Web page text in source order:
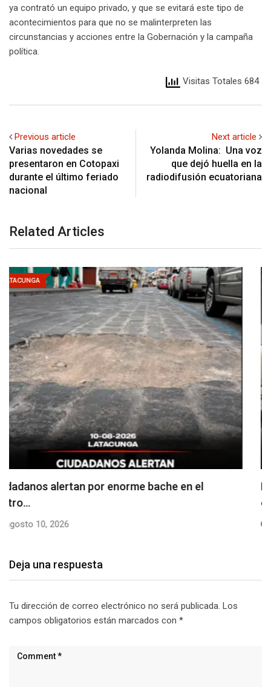
ya contrató un equipo privado, y que se evitará este tipo de
acontecimientos para que no se malinterpreten las
circunstancias y acciones entre la Gobernación y la campaña
política.
Visitas Totales 684
Previous article
Varias novedades se
presentaron en Cotopaxi
durante el último feriado
nacional
Next article
Yolanda Molina: Una voz
que dejó huella en la
radiodifusión ecuatoriana
Related Articles
LATACUNGA
Denuncian falta de señalización en zonas de
estacionamiento…
agosto 10, 2026
Deja una respuesta
Tu dirección de correo electrónico no será publicada. Los
campos obligatorios están marcados con *